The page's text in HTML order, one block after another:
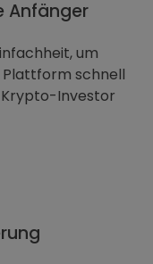
Anfänger
um
Plattform schnell
Investor